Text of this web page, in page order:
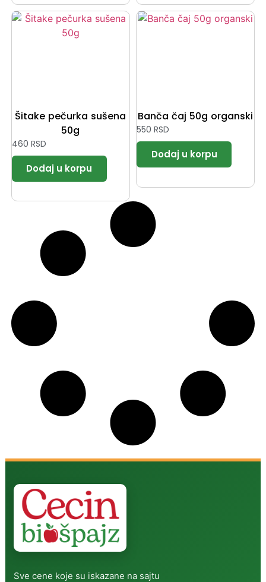
Šitake pečurka sušena
50g
460 RSD
Banča čaj 50g organski
550 RSD
Sve cene koje su iskazane na sajtu